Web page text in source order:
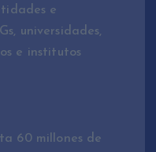
e
universidades,
e institutos
60 millones de